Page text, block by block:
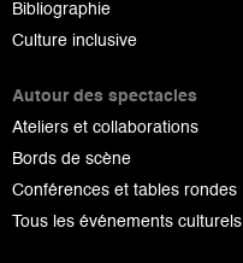
Bibliographie
Culture inclusive
Autour des spectacles
Ateliers et collaborations
Bords de scène
Conférences et tables rondes
Tous les événements culturels